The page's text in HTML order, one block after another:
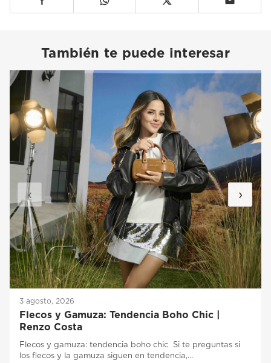
También te puede interesar
3 agosto, 2026
Flecos y Gamuza: Tendencia Boho Chic |
Renzo Costa
Flecos y gamuza: tendencia boho chic Si te preguntas si
los flecos y la gamuza siguen en tendencia,…
‹ ›